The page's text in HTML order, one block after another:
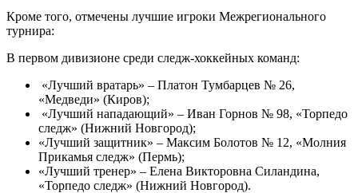
Кроме того, отмечены лучшие игроки Межрегионального
турнира:
В первом дивизионе среди следж-хоккейных команд:
«Лучший вратарь» – Платон Тумбарцев № 26,
«Медведи» (Киров);
«Лучший нападающий» – Иван Горнов № 98, «Торпедо
следж» (Нижний Новгород);
«Лучший защитник» – Максим Болотов № 12, «Молния
Прикамья следж» (Пермь);
«Лучший тренер» – Елена Викторовна Силандина,
«Торпедо следж» (Нижний Новгород).